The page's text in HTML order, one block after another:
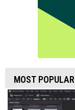
MOST POPULAR